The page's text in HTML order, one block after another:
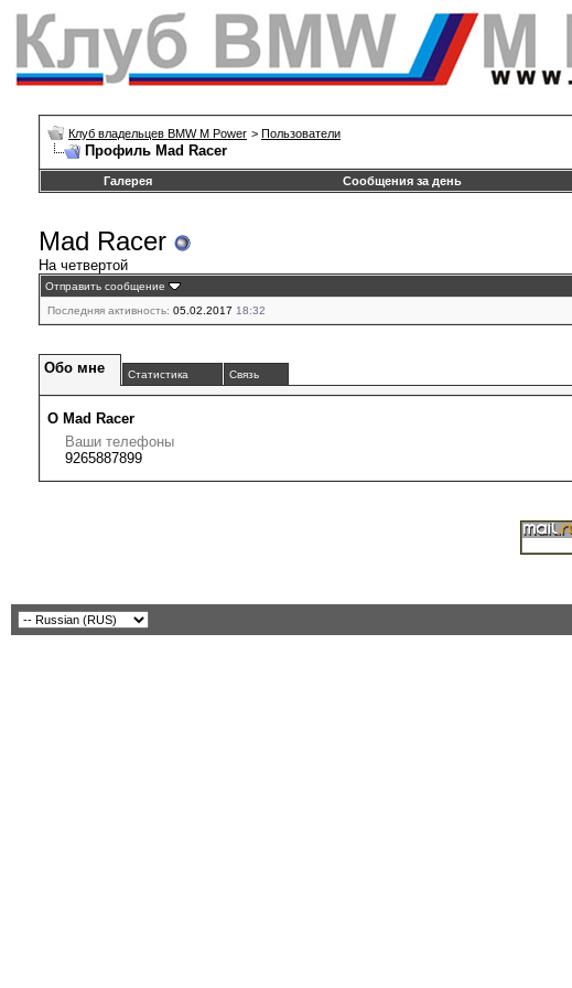
Клуб владельцев BMW M Power > Пользователи
Профиль Mad Racer
Галерея Сообщения за день
Mad Racer
На четвертой
Отправить сообщение
Последняя активность: 05.02.2017 18:32
Обо мне Статистика Связь
О Mad Racer
Ваши телефоны
9265887899